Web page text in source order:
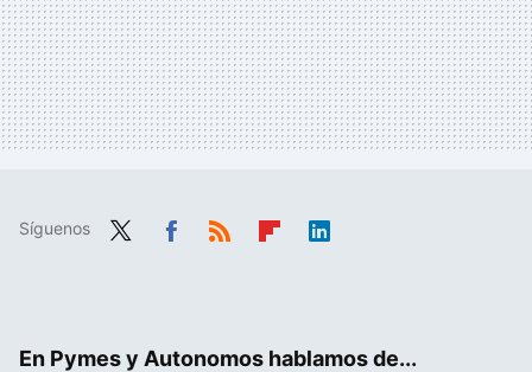
Síguenos
En Pymes y Autonomos hablamos de...